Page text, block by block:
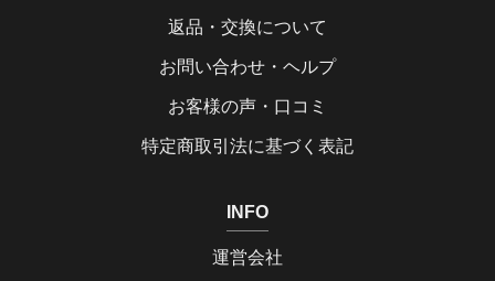
返品・交換について
お問い合わせ・ヘルプ
お客様の声・口コミ
特定商取引法に基づく表記
INFO
運営会社